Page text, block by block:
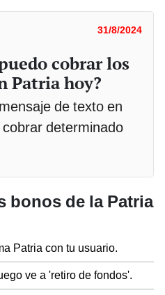
31/8/2024
cobrar los
Patria hoy?
de texto en
determinado
bonos de la Patria
Patria con tu usuario.
ve a 'retiro de fondos'.